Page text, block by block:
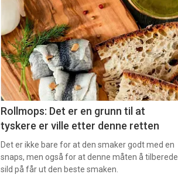
detail
-
section
11
Ukens
vin
Rollmops: Det er en grunn til at
tyskere er ville etter denne retten
Det er ikke bare for at den smaker godt med en
snaps, men også for at denne måten å tilberede
sild på får ut den beste smaken.